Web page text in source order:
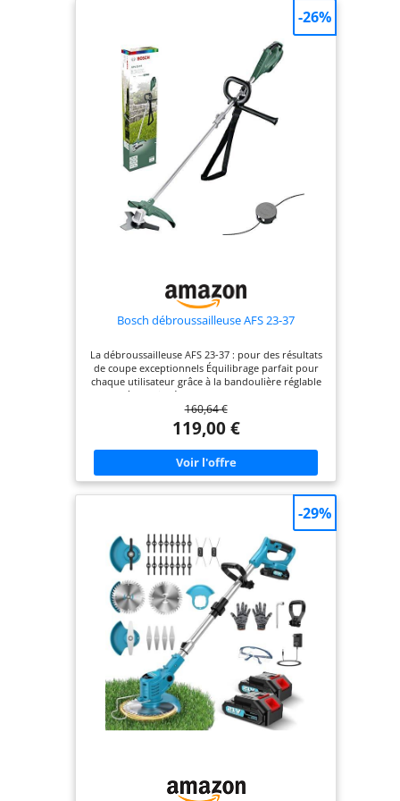
Bosch débroussailleuse AFS 23-37
La débroussailleuse AFS 23-37 : pour des résultats
de coupe exceptionnels Équilibrage parfait pour
chaque utilisateur grâce à la bandoulière réglable
et à la poignée Performances de coupe
impressionnantes grâce au puissant moteur de
1000 W Remplacement facile de la lame par le fil de
coupe ou inversement pour faucher de grandes
surfaces ou pour enlever des broussailles ou
ronces Livré avec : Lame à 3 dents, bobine de fil, 3
fils de coupe, poignée supplémentaire, capot de
protection, carton
160,64 €
119,00 €
-26%
-29%